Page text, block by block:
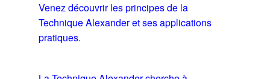
Venez découvrir les principes de la
Technique Alexander et ses applications
pratiques.